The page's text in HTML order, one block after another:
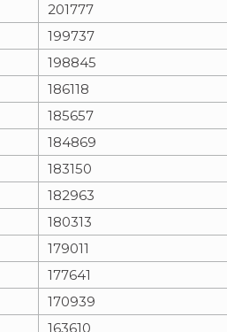
201777
199737
198845
186118
185657
184869
183150
182963
180313
179011
177641
170939
163610